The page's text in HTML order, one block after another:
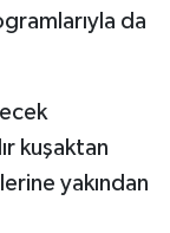
da
kuşaktan
yakından